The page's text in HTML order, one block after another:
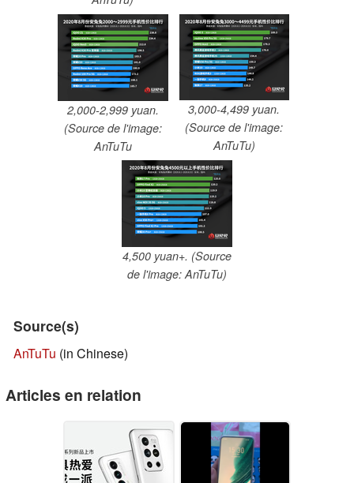
2,000-2,999 yuan.
(Source de l'image:
AnTuTu
3,000-4,499 yuan.
(Source de l'image:
AnTuTu)
4,500 yuan+. (Source
de l'image: AnTuTu)
Source(s)
AnTuTu (in Chinese)
Articles en relation